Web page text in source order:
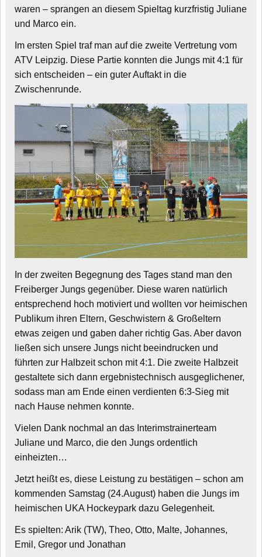
waren – sprangen an diesem Spieltag kurzfristig Juliane
und Marco ein.
Im ersten Spiel traf man auf die zweite Vertretung vom
ATV Leipzig. Diese Partie konnten die Jungs mit 4:1 für
sich entscheiden – ein guter Auftakt in die
Zwischenrunde.
In der zweiten Begegnung des Tages stand man den
Freiberger Jungs gegenüber. Diese waren natürlich
entsprechend hoch motiviert und wollten vor heimischen
Publikum ihren Eltern, Geschwistern & Großeltern
etwas zeigen und gaben daher richtig Gas. Aber davon
ließen sich unsere Jungs nicht beeindrucken und
führten zur Halbzeit schon mit 4:1. Die zweite Halbzeit
gestaltete sich dann ergebnistechnisch ausgeglichener,
sodass man am Ende einen verdienten 6:3-Sieg mit
nach Hause nehmen konnte.
Vielen Dank nochmal an das Interimstrainerteam
Juliane und Marco, die den Jungs ordentlich
einheizten…
Jetzt heißt es, diese Leistung zu bestätigen – schon am
kommenden Samstag (24.August) haben die Jungs im
heimischen UKA Hockeypark dazu Gelegenheit.
Es spielten: Arik (TW), Theo, Otto, Malte, Johannes,
Emil, Gregor und Jonathan